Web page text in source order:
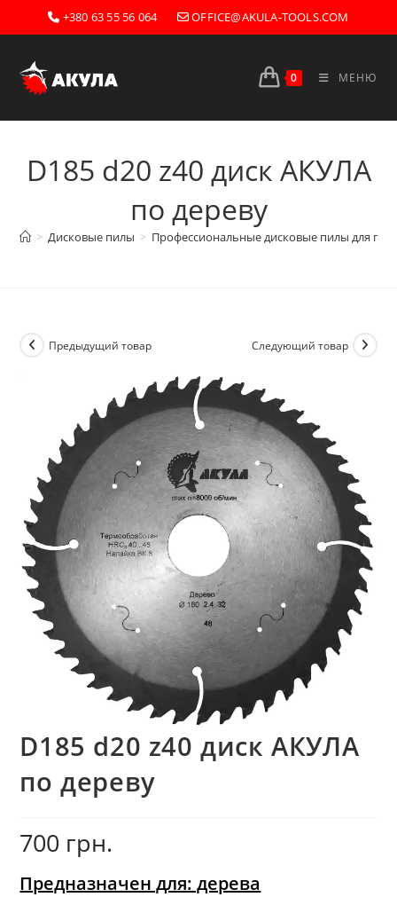
Перейти
к
+380 63 55 56 064 OFFICE@AKULA-TOOLS.COM
0 МЕНЮ
D185 d20 z40 диск АКУЛА
по дереву
> Дисковые пилы > Профессиональные дисковые пилы для
Предыдущий товар Следующий товар
D185 d20 z40 диск АКУЛА
по дереву
700 грн.
Предназначен для: дерева